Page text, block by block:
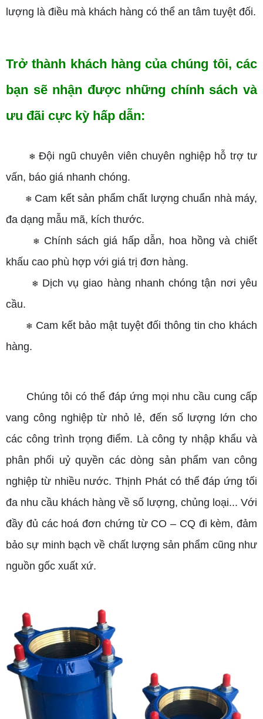
lượng là điều mà khách hàng có thể an tâm tuyệt đối.
Trở thành khách hàng của chúng tôi, các
bạn sẽ nhận được những chính sách và
ưu đãi cực kỳ hấp dẫn:
❄Đội ngũ chuyên viên chuyên nghiệp hỗ trợ tư
vấn, báo giá nhanh chóng.
❄ Cam kết sản phẩm chất lượng chuẩn nhà máy,
đa dạng mẫu mã, kích thước.
❄ Chính sách giá hấp dẫn, hoa hồng và chiết
khấu cao phù hợp với giá trị đơn hàng.
❄ Dịch vụ giao hàng nhanh chóng tận nơi yêu
cầu.
❄ Cam kết bảo mật tuyệt đối thông tin cho khách
hàng.
Chúng tôi có thể đáp ứng mọi nhu cầu cung cấp
vang công nghiệp từ nhỏ lẻ, đến số lượng lớn cho
các công trình trọng điểm. Là công ty nhập khẩu và
phân phối uỷ quyền các dòng sản phẩm van công
nghiệp từ nhiều nước. Thịnh Phát có thể đáp ứng tối
đa nhu cầu khách hàng về số lượng, chủng loại... Với
đầy đủ các hoá đơn chứng từ CO – CQ đi kèm, đảm
bảo sự minh bạch về chất lượng sản phẩm cũng như
nguồn gốc xuất xứ.